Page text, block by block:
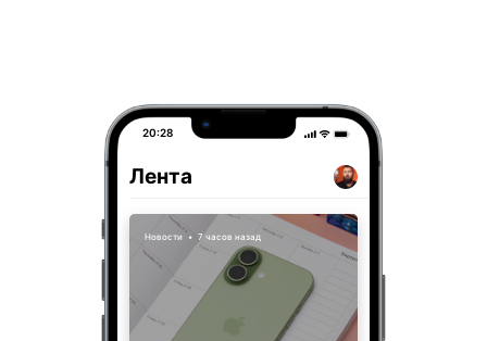
20:28
Лента
Новости • 7 часов назад